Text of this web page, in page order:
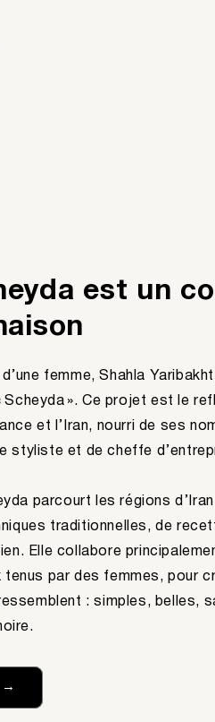
est un
d’une femme, Shahla
Scheyda ». Ce projet est le
et l’Iran, nourri de ses
styliste et de cheffe
parcourt les régions
traditionnelles, de
Elle collabore
par des femmes, pour
: simples, belles,
→